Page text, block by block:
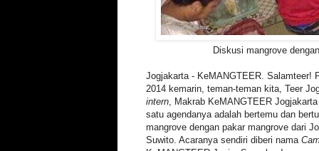
Diskusi mangrove
Jogjakarta - KeMANGTEER. Salamteer!
2014 kemarin, teman-teman kita, Teer
intern, Makrab KeMANGTEER
satu agendanya adalah bertemu dan
mangrove dengan pakar mangrove dari
Suwito. Acaranya sendiri diberi nama